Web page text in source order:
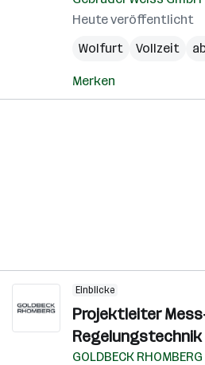
Heute veröffentlicht
Wolfurt
Vollzeit
Merken
Einblicke
Projektleiter
Regelungstechnik
GOLDBECK RHOMBERG